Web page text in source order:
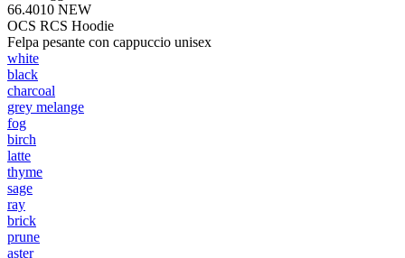
66.4010 NEW
OCS RCS Hoodie
Felpa pesante con cappuccio unisex
white
black
charcoal
grey melange
fog
birch
latte
thyme
sage
ray
brick
prune
aster